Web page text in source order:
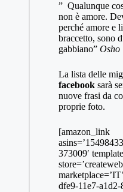
” Qualunque
non è amore.
perché amore e
braccetto, sono
gabbiano” Osho
La lista delle
facebooksarà
nuove frasi da
proprie foto.
[amazon_link
373009′
dfe9-11e7-